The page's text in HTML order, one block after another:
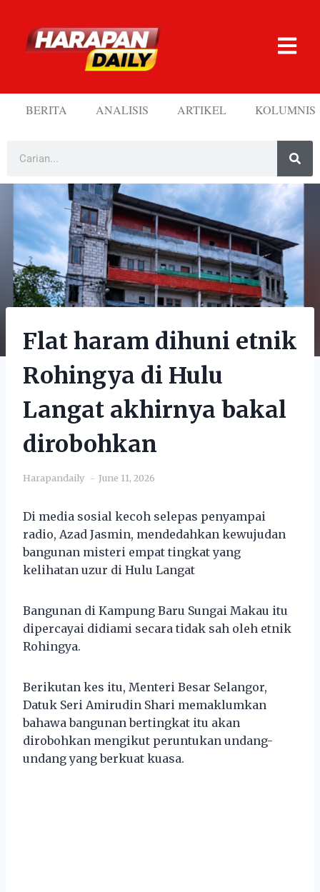
BERITA ANALISIS ARTIKEL KOLUMNIS
Flat haram dihuni etnik
Rohingya di Hulu
Langat akhirnya bakal
dirobohkan
Harapandaily June 11, 2026
Di media sosial kecoh selepas penyampai
radio, Azad Jasmin, mendedahkan kewujudan
bangunan misteri empat tingkat yang
kelihatan uzur di Hulu Langat
Bangunan di Kampung Baru Sungai Makau itu
dipercayai didiami secara tidak sah oleh etnik
Rohingya.
Berikutan kes itu, Menteri Besar Selangor,
Datuk Seri Amirudin Shari memaklumkan
bahawa bangunan bertingkat itu akan
dirobohkan mengikut peruntukan undang-
undang yang berkuat kuasa.